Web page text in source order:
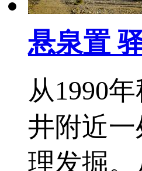
悬泉置
从1990
井附近
理发掘